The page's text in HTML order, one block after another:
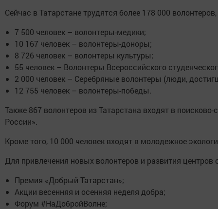
Сейчас в Татарстане трудятся более 178 000
7 500 человек – волонтеры-медики;
10 167 человек – волонтеры-доноры;
8 726 человек – волонтеры культуры;
55 человек – Волонтеры Всероссийского
2 000 человек – Серебряные волонтеры (люди,
12 755 человек – волонтеры-победы.
Также 867 волонтеров из Татарстана входят в
России».
Кроме того, 10 000 человек входят в молодежное
Для привлечения новых волонтеров и развития
Премия «Добрый Татарстан»;
Акции весенняя и осенняя неделя добра;
Форум #НаДобройВолне;